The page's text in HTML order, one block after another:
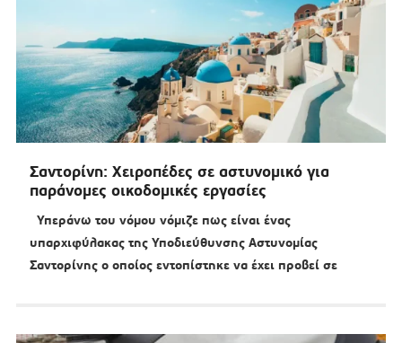
Σαντορίνη: Χειροπέδες σε αστυνομικό για
παράνομες οικοδομικές εργασίες
Υπεράνω του νόμου νόμιζε πως είναι ένας
υπαρχιφύλακας της Υποδιεύθυνσης Αστυνομίας
Σαντορίνης ο οποίος εντοπίστηκε να έχει προβεί σε